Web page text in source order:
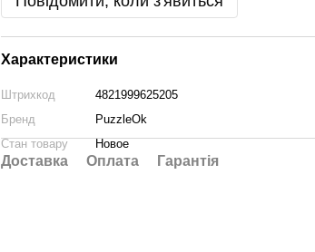
Характеристики
Штрихкод
4821999625205
Бренд
PuzzleOk
Стан товару
Новое
Доставка Оплата Гарантія